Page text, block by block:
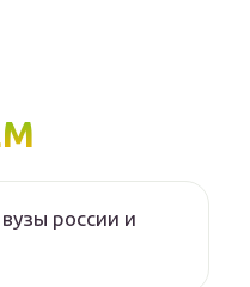
россии и